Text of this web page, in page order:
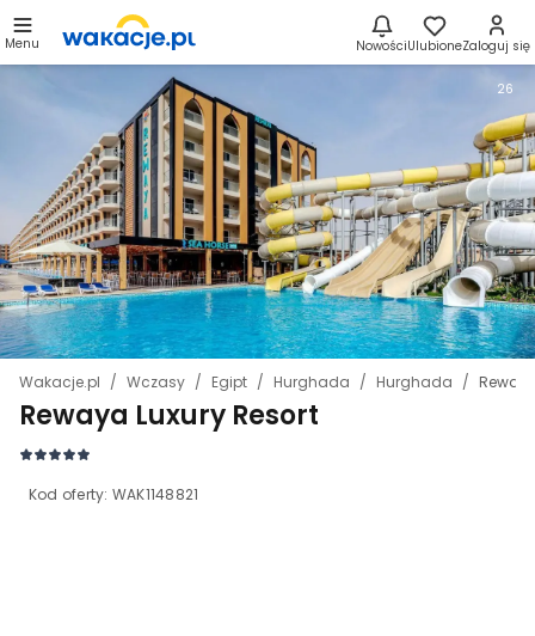
Menu NowościUlubioneZaloguj się
Wakacje.pl Wczasy Egipt Hurghada Hurghada
Rewaya Luxury Resort
Kod oferty: WAK1148821
26